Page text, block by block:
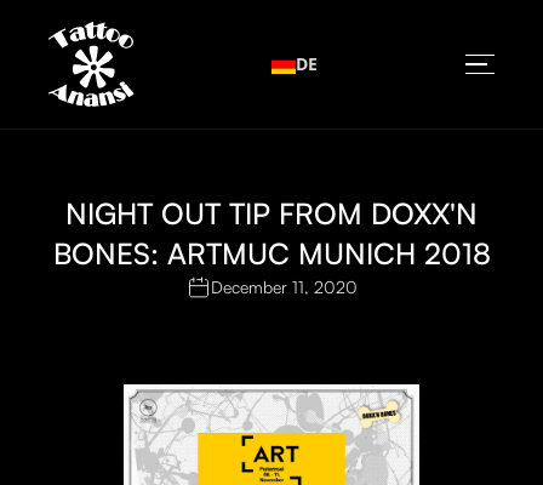
DE
NIGHT OUT TIP FROM DOXX'N
BONES: ARTMUC MUNICH 2018
December 11, 2020